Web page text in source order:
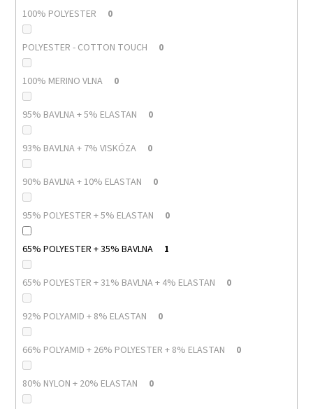
100% POLYESTER 0
POLYESTER - COTTON TOUCH 0
100% MERINO VLNA 0
95% BAVLNA + 5% ELASTAN 0
93% BAVLNA + 7% VISKÓZA 0
90% BAVLNA + 10% ELASTAN 0
95% POLYESTER + 5% ELASTAN 0
65% POLYESTER + 35% BAVLNA 1
65% POLYESTER + 31% BAVLNA + 4% ELASTAN 0
92% POLYAMID + 8% ELASTAN 0
66% POLYAMID + 26% POLYESTER + 8% ELASTAN 0
80% NYLON + 20% ELASTAN 0